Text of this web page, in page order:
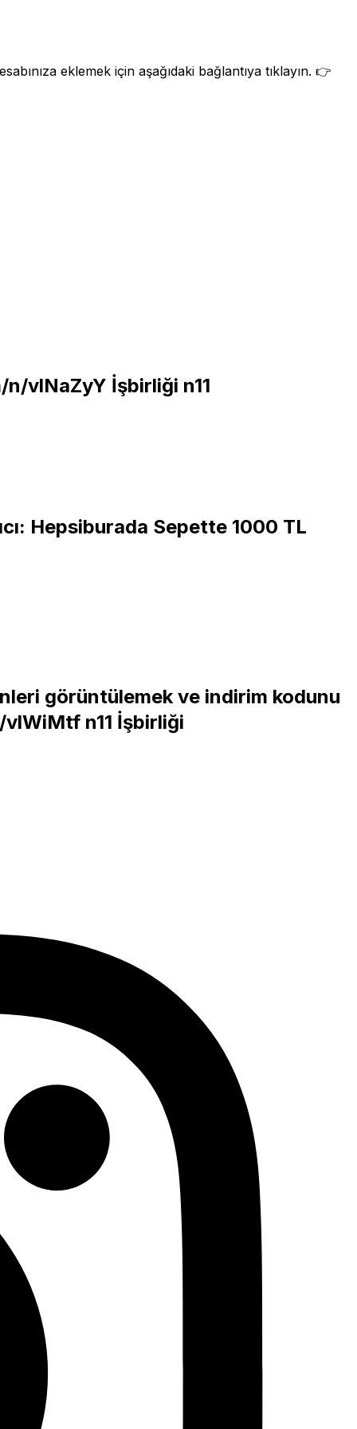
eklemek için aşağıdaki bağlantıya tıklayın. 👉
n/vlNaZyY İşbirliği n11
Hepsiburada Sepette 1000 TL
görüntülemek ve indirim kodunu
vlWiMtf n11 İşbirliği